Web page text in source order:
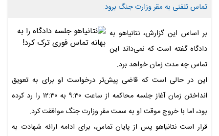
تماس تلفنی به مقر وزارت جنگ برود.
بر اساس این گزارش، نتانیاهو به
دادگاه گفته است که نمی‌داند این
تماس چه مدت زمان خواهد برد.
این در حالی است که قاضی پیش‌تر درخواست او برای به تعویق
انداختن زمان آغاز جلسه محاکمه از ساعت ۹:۳۰ به ۱۲:۳۰ را رد کرده
بود، اما با خروج موقت او به سمت مقر وزارت جنگ موافقت کرد.
قرار است نتانیاهو پس از پایان تماس، برای ادامه ارائه شهادت به